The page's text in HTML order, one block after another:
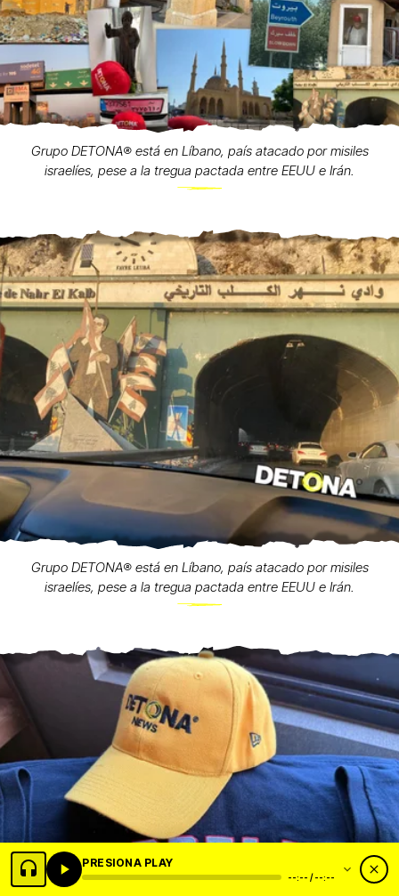
Grupo DETONA®️ está en Líbano, país atacado por misiles
israelíes, pese a la tregua pactada entre EEUU e Irán.
Grupo DETONA®️ está en Líbano, país atacado por misiles
israelíes, pese a la tregua pactada entre EEUU e Irán.
PRESIONA PLAY
--:-- / --:--